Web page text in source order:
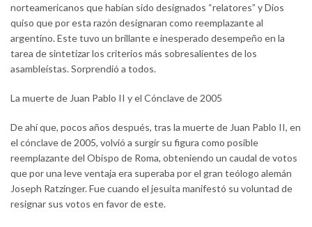
norteamericanos que habían sido designados “relatores” y Dios
quiso que por esta razón designaran como reemplazante al
argentino. Este tuvo un brillante e inesperado desempeño en la
tarea de sintetizar los criterios más sobresalientes de los
asambleístas. Sorprendió a todos.
La muerte de Juan Pablo II y el Cónclave de 2005
De ahí que, pocos años después, tras la muerte de Juan Pablo II, en
el cónclave de 2005, volvió a surgir su figura como posible
reemplazante del Obispo de Roma, obteniendo un caudal de votos
que por una leve ventaja era superaba por el gran teólogo alemán
Joseph Ratzinger. Fue cuando el jesuita manifestó su voluntad de
resignar sus votos en favor de este.